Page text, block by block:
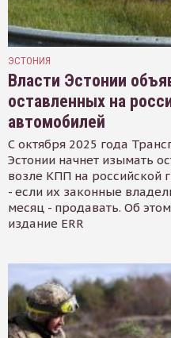
ЭСТОНИЯ
Власти Эстонии
оставленных на
автомобилей
С октября 2025 года
Эстонии начнет изымать
возле КПП на российской
- если их законные
месяц - продавать. Об
издание ERR